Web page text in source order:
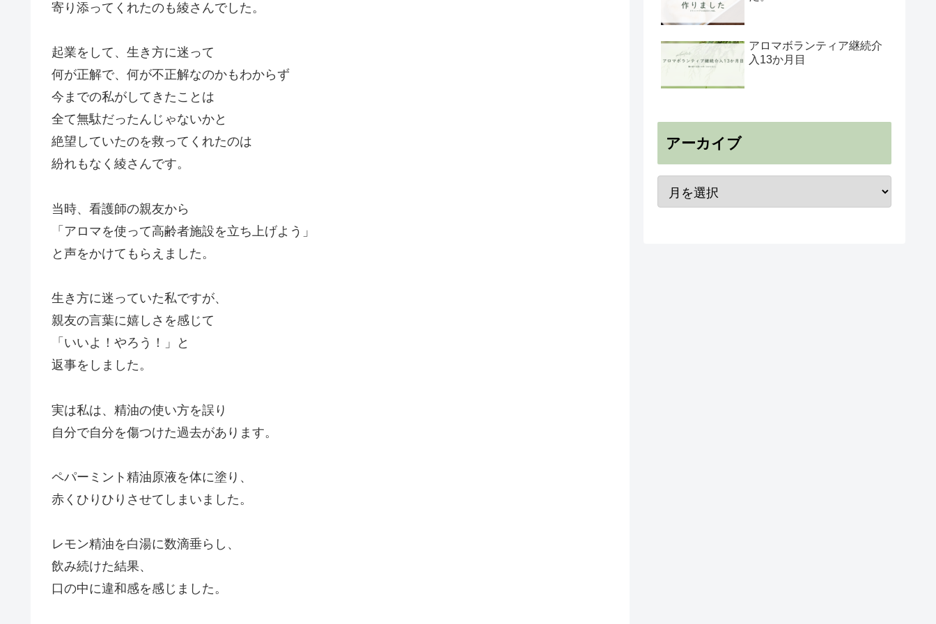
寄り添ってくれたのも綾さんでした。
起業をして、生き方に迷って
何が正解で、何が不正解なのかもわからず
今までの私がしてきたことは
全て無駄だったんじゃないかと
絶望していたのを救ってくれたのは
紛れもなく綾さんです。
当時、看護師の親友から
「アロマを使って高齢者施設を立ち上げよう」
と声をかけてもらえました。
生き方に迷っていた私ですが、
親友の言葉に嬉しさを感じて
「いいよ！やろう！」と
返事をしました。
実は私は、精油の使い方を誤り
自分で自分を傷つけた過去があります。
ペパーミント精油原液を体に塗り、
赤くひりひりさせてしまいました。
レモン精油を白湯に数滴垂らし、
飲み続けた結果、
口の中に違和感を感じました。
アロマボランティア継続介
入13か月目
アーカイブ